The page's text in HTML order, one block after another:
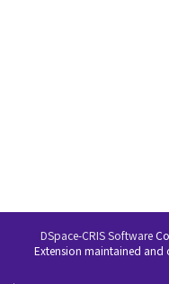
DSpace-CRIS Software
Extension maintained